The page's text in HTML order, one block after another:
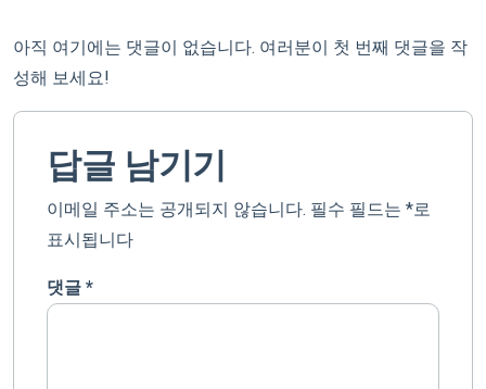
아직 여기에는 댓글이 없습니다. 여러분이 첫 번째 댓글을 작
성해 보세요!
답글 남기기
이메일 주소는 공개되지 않습니다. 필수 필드는 *로
표시됩니다
댓글 *